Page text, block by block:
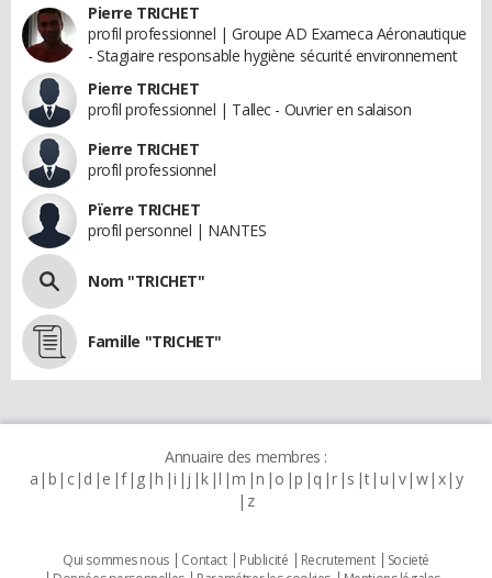
Pierre TRICHET
profil professionnel | Groupe AD Exameca Aéronautique
- Stagiaire responsable hygiène sécurité environnement
Pierre TRICHET
profil professionnel | Tallec - Ouvrier en salaison
Pierre TRICHET
profil professionnel
Pïerre TRICHET
profil personnel | NANTES
Nom "TRICHET"
Famille "TRICHET"
Annuaire des membres :
a b c d e f g h i j k l m n o p q r s t u v w x y
z
Qui sommes nous Contact Publicité Recrutement
Societé